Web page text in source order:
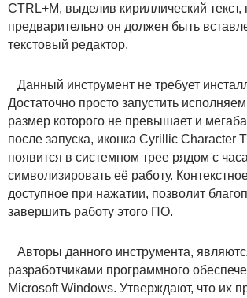
CTRL+M, выделив кириллический текст,
предварительно он должен быть
текстовый редактор.
Данный инструмент не требует
Достаточно просто запустить
размер которого не превышает и
после запуска, иконка Cyrillic Character
появится в системном трее рядом с
символизировать её работу.
доступное при нажатии, позволит
завершить работу этого ПО.
Авторы данного инструмента,
разработчиками программного
Microsoft Windows. Утверждают, что их